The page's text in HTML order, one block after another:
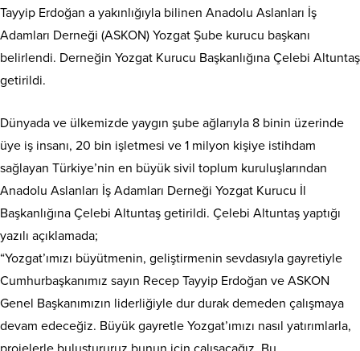
Tayyip Erdoğan a yakınlığıyla bilinen Anadolu Aslanları İş
Adamları Derneği (ASKON) Yozgat Şube kurucu başkanı
belirlendi. Derneğin Yozgat Kurucu Başkanlığına Çelebi Altuntaş
getirildi.
Dünyada ve ülkemizde yaygın şube ağlarıyla 8 binin üzerinde
üye iş insanı, 20 bin işletmesi ve 1 milyon kişiye istihdam
sağlayan Türkiye’nin en büyük sivil toplum kuruluşlarından
Anadolu Aslanları İş Adamları Derneği Yozgat Kurucu İl
Başkanlığına Çelebi Altuntaş getirildi. Çelebi Altuntaş yaptığı
yazılı açıklamada;
“Yozgat’ımızı büyütmenin, geliştirmenin sevdasıyla gayretiyle
Cumhurbaşkanımız sayın Recep Tayyip Erdoğan ve ASKON
Genel Başkanımızın liderliğiyle dur durak demeden çalışmaya
devam edeceğiz. Büyük gayretle Yozgat’ımızı nasıl yatırımlarla,